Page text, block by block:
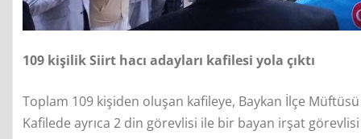
109 kişilik Siirt hacı adayları kafilesi yola çıktı
Toplam 109 kişiden oluşan kafileye, Baykan İlçe
Kafilede ayrıca 2 din görevlisi ile bir bayan irşat görevlisi